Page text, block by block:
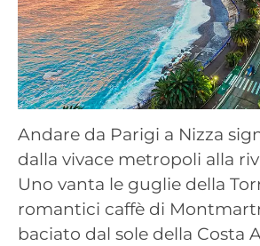
Andare da Parigi a Nizza
dalla vivace metropoli alla
Uno vanta le guglie della
romantici caffè di
baciato dal sole della Costa